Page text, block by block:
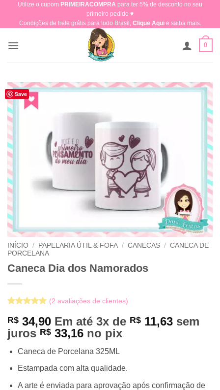
content
Utilize o cupom PRIMEIRACOMPRA para ter 5% de desconto no seu
primeiro pedido ♥​
Condições de frete grátis para todo Brasil, Clique Aquie saiba mais.
0
Save
INÍCIO / PAPELARIA ÚTIL & FOFA / CANECAS / CANECA DE
PORCELANA
Caneca Dia dos Namorados
como5 de
5, com
baseado em
de clientes
(2 avaliações de clientes)
R$ 34,90 Em até 3x de R$ 11,63 sem
juros R$ 33,16 no pix
Caneca de Porcelana 325ML
Estampada com alta qualidade.
A arte é enviada para aprovação após confirmação de